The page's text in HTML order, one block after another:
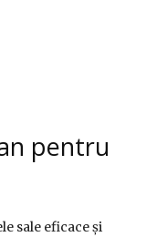
pentru
sale eficace și